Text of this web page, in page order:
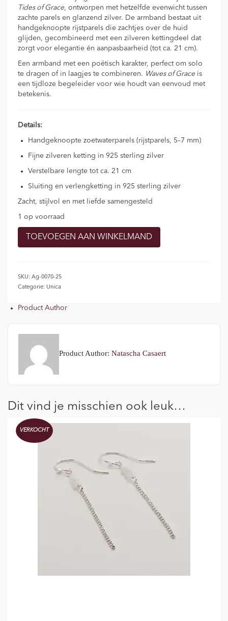
Tides of Grace, ontworpen met hetzelfde evenwicht tussen
zachte parels en glanzend zilver. De armband bestaat uit
handgeknoopte rijstparels die zachtjes over de huid
glijden, gecombineerd met een zilveren kettingdeel dat
zorgt voor elegantie én aanpasbaarheid (tot ca. 21 cm).
Een armband met een poëtisch karakter, perfect om solo
te dragen of in laagjes te combineren. Waves of Graceis
een tijdloze begeleider voor wie houdt van eenvoud met
betekenis.
Details:
Handgeknoopte zoetwaterparels (rijstparels, 5–7 mm)
Fijne zilveren ketting in 925 sterling zilver
Verstelbare lengte tot ca. 21 cm
Sluiting en verlengketting in 925 sterling zilver
Zacht, stijlvol en met liefde samengesteld
1 op voorraad
Armband
aantal
TOEVOEGEN AAN WINKELMAND
SKU: Ag-0070-25
Categorie: Unica
Product Author
Product Author: Natascha Casaert
Dit vind je misschien ook leuk…
VERKOCHT